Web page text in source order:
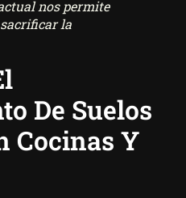
nos permite
la
De Suelos
Cocinas Y